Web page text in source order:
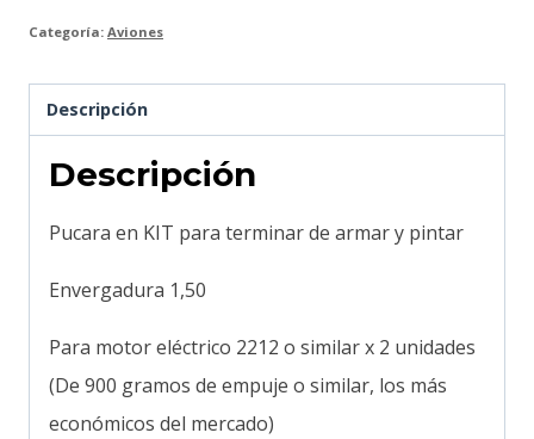
Categoría: Aviones
Descripción
Descripción
Pucara en KIT para terminar de armar y pintar
Envergadura 1,50
Para motor eléctrico 2212 o similar x 2 unidades
(De 900 gramos de empuje o similar, los más
económicos del mercado)